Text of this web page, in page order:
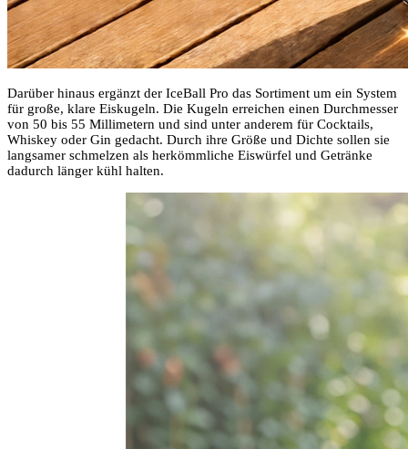
Darüber hinaus ergänzt der IceBall Pro das Sortiment um ein System
für große, klare Eiskugeln. Die Kugeln erreichen einen Durchmesser
von 50 bis 55 Millimetern und sind unter anderem für Cocktails,
Whiskey oder Gin gedacht. Durch ihre Größe und Dichte sollen sie
langsamer schmelzen als herkömmliche Eiswürfel und Getränke
dadurch länger kühl halten.